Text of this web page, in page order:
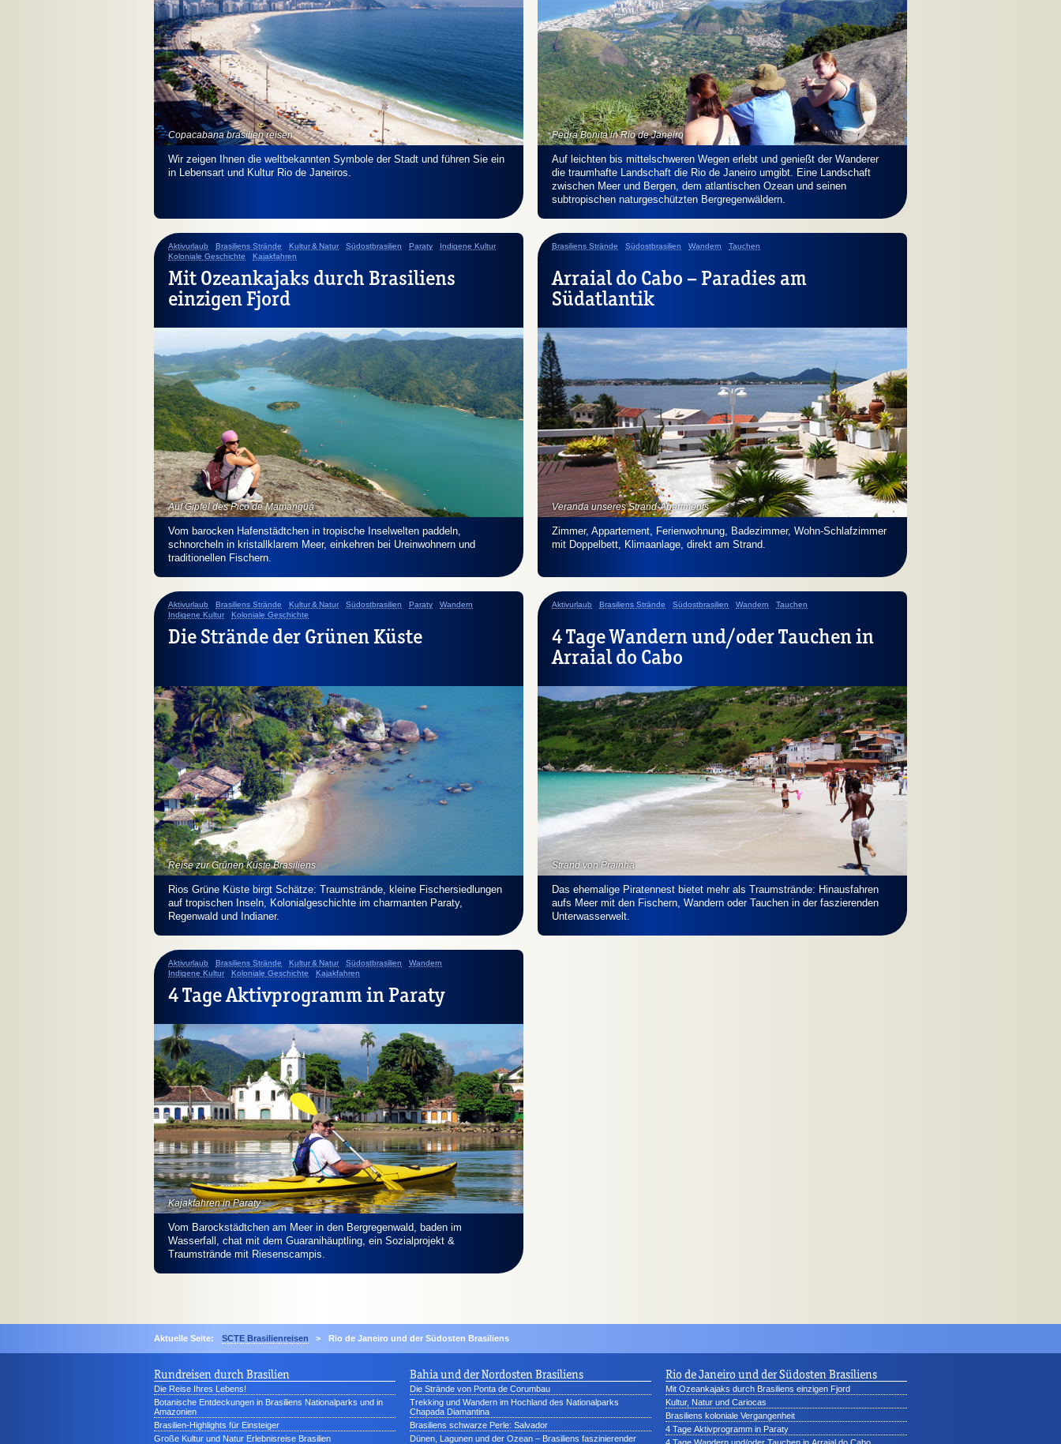
Copacabana brasilien reisen
Wir zeigen Ihnen die weltbekannten Symbole der Stadt und führen Sie ein
in Lebensart und Kultur Rio de Janeiros.
Pedra Bonita in Rio de Janeiro
Auf leichten bis mittelschweren Wegen erlebt und genießt der Wanderer
die traumhafte Landschaft die Rio de Janeiro umgibt. Eine Landschaft
zwischen Meer und Bergen, dem atlantischen Ozean und seinen
subtropischen naturgeschützten Bergregenwäldern.
Aktivurlaub Brasiliens Strände Kultur & Natur Südostbrasilien Paraty
Indigene Kultur
Koloniale Geschichte
Kajakfahren
Mit Ozeankajaks durch Brasiliens
einzigen Fjord
Auf Gipfel des Pico de Mamanguá
Vom barocken Hafenstädtchen in tropische Inselwelten paddeln,
schnorcheln in kristallklarem Meer, einkehren bei Ureinwohnern und
traditionellen Fischern.
Brasiliens Strände Südostbrasilien Wandern Tauchen
Arraial do Cabo – Paradies am
Südatlantik
Veranda unseres Strand-Apartments
Zimmer, Appartement, Ferienwohnung, Badezimmer, Wohn-Schlafzimmer
mit Doppelbett, Klimaanlage, direkt am Strand.
Aktivurlaub Brasiliens Strände Kultur & Natur Südostbrasilien Paraty
Wandern
Indigene Kultur
Koloniale Geschichte
Die Strände der Grünen Küste
Reise zur Grünen Küste Brasiliens
Rios Grüne Küste birgt Schätze: Traumstrände, kleine Fischersiedlungen
auf tropischen Inseln, Kolonialgeschichte im charmanten Paraty,
Regenwald und Indianer.
Aktivurlaub Brasiliens Strände Südostbrasilien Wandern Tauchen
4 Tage Wandern und/oder Tauchen in
Arraial do Cabo
Strand von Prainha
Das ehemalige Piratennest bietet mehr als Traumstrände: Hinausfahren
aufs Meer mit den Fischern, Wandern oder Tauchen in der faszierenden
Unterwasserwelt.
Aktivurlaub Brasiliens Strände Kultur & Natur Südostbrasilien
Wandern
Indigene Kultur
Koloniale Geschichte Kajakfahren
4 Tage Aktivprogramm in Paraty
Kajakfahren in Paraty
Vom Barockstädtchen am Meer in den Bergregenwald, baden im
Wasserfall, chat mit dem Guaranihäuptling, ein Sozialprojekt &
Traumstrände mit Riesenscampis.
Aktuelle Seite: SCTE Brasilienreisen > Rio de Janeiro und der Südosten Brasiliens
Rundreisen durch Brasilien
Die Reise Ihres Lebens!
Botanische Entdeckungen in Brasiliens Nationalparks und in
Amazonien
Brasilien-Highlights für Einsteiger
Große Kultur und Natur Erlebnisreise Brasilien
Bahia und der Nordosten Brasiliens
Die Strände von Ponta de Corumbau
Trekking und Wandern im Hochland des Nationalparks
Chapada Diamantina
Brasiliens schwarze Perle: Salvador
Dünen, Lagunen und der Ozean – Brasiliens faszinierender
Rio de Janeiro und der Südosten Brasiliens
Mit Ozeankajaks durch Brasiliens einzigen Fjord
Kultur, Natur und Cariocas
Brasiliens koloniale Vergangenheit
4 Tage Aktivprogramm in Paraty